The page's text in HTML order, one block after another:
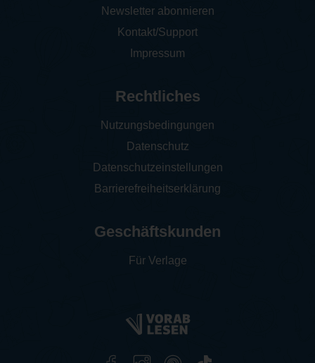
Newsletter abonnieren
Kontakt/Support
Impressum
Rechtliches
Nutzungsbedingungen
Datenschutz
Datenschutzeinstellungen
Barrierefreiheitserklärung
Geschäftskunden
Für Verlage